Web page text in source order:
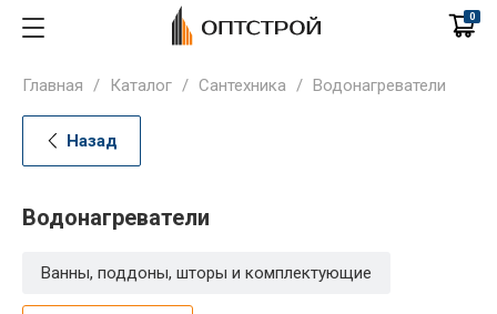
0
Главная / Каталог / Сантехника / Водонагреватели
Назад
Водонагреватели
Ванны, поддоны, шторы и комплектующие